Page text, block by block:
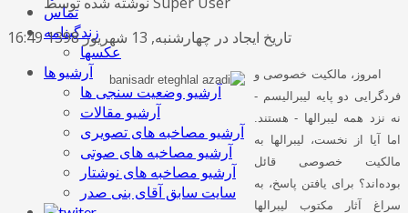
تماس
زندگینامه
عکسها
آرشیو ها
آرشیو وضعیت سنجی ها
آرشیو مقالات
آرشیو مصاخبه های تصویری
آرشیو مصاخبه های صوتی
آرشیو مصاخبه های نوشتار
سایت سابق آقای بنی صدر
تاریخ ایجاد در چهارشنبه, 13 شهریور 1398 16:49
امروز، مالکیت خصوصی و
فردگرایی دو پایه لیبرالیسم -
نه نزد همه لیبرالها - هستند.
اما آیا از نخست، لیبرالها به
مالکیت خصوصی قائل
بوده‌اند؟ برای یافتن پاسخ، به
سراغ آثار مکتوب لیبرالها